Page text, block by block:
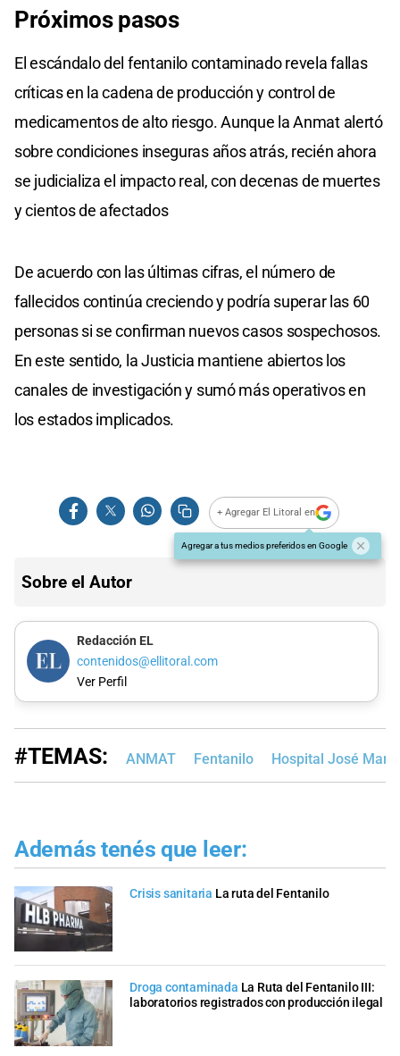
Próximos pasos
El escándalo del fentanilo contaminado revela fallas
críticas en la cadena de producción y control de
medicamentos de alto riesgo. Aunque la Anmat alertó
sobre condiciones inseguras años atrás, recién ahora
se judicializa el impacto real, con decenas de muertes
y cientos de afectados
De acuerdo con las últimas cifras, el número de
fallecidos continúa creciendo y podría superar las 60
personas si se confirman nuevos casos sospechosos.
En este sentido, la Justicia mantiene abiertos los
canales de investigación y sumó más operativos en
los estados implicados.
+ Agregar El Litoral en
Agregar a tus medios preferidos en Google
Sobre el Autor
Redacción EL
contenidos@ellitoral.com
Ver Perfil
#TEMAS: ANMAT Fentanilo Hospital José
Además tenés que leer:
Crisis sanitaria La ruta del Fentanilo
Droga contaminada La Ruta del Fentanilo III:
laboratorios registrados con producción ilegal